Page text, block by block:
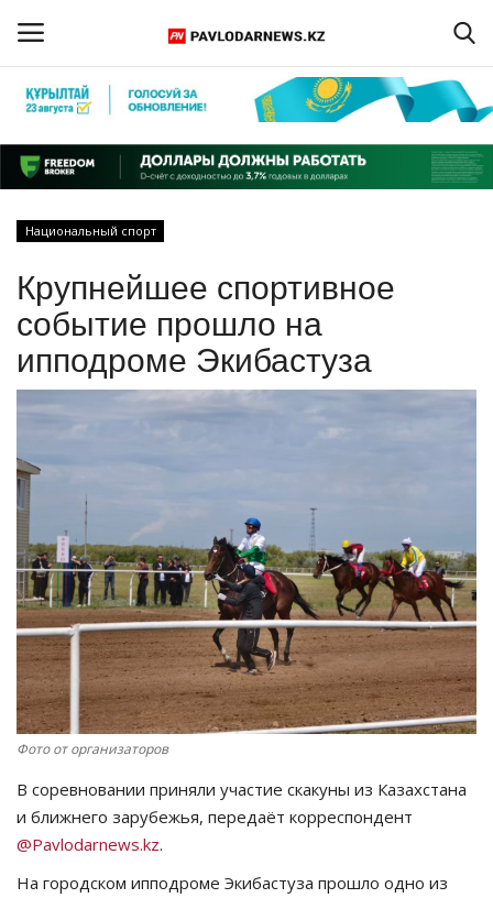
Регистрация
Главная
ПАВЛОДАРСКАЯ ОБЛАСТЬ
КАЗАХСТАН
МИР
СПЕЦПРОЕКТЫ
СПОРТ
Чек-лист
РАЗВЛЕЧЕНИЯ
OFFICIAL
Курултай
Язык
Қазақша Русский
Национальный спорт
Крупнейшее спортивное
событие прошло на
ипподроме Экибастуза
Фото от организаторов
В соревновании приняли участие скакуны из Казахстана
и ближнего зарубежья, передаёт корреспондент
@Pavlodarnews.kz.
На городском ипподроме Экибастуза прошло одно из